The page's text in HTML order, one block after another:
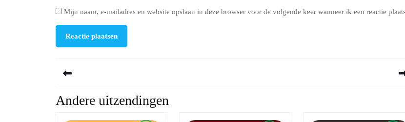
Mijn naam, e-mailadres en website opslaan in deze browser voor de volgende keer wanneer ik een reactie
Previous
Andere uitzendingen